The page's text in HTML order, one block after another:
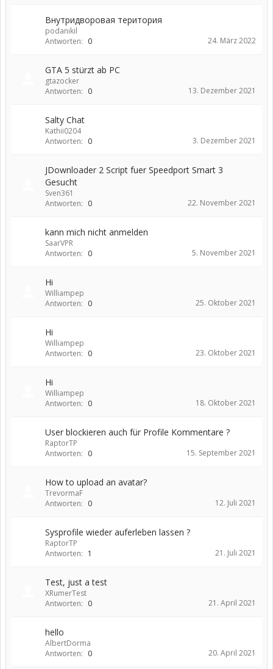
Внутридворовая територия
podanikil
Antworten: 0 24. März 2022
GTA 5 stürzt ab PC
gtazocker
Antworten: 0 13. Dezember 2021
Salty Chat
Kathii0204
Antworten: 0 3. Dezember 2021
JDownloader 2 Script fuer Speedport Smart 3
Gesucht
Sven361
Antworten: 0 22. November 2021
kann mich nicht anmelden
SaarVPR
Antworten: 0 5. November 2021
Hi
Williampep
Antworten: 0 25. Oktober 2021
Hi
Williampep
Antworten: 0 23. Oktober 2021
Hi
Williampep
Antworten: 0 18. Oktober 2021
User blockieren auch für Profile Kommentare ?
RaptorTP
Antworten: 0 15. September 2021
How to upload an аvаtаr?
TrevormaF
Antworten: 0 12. Juli 2021
Sysprofile wieder auferleben lassen ?
RaptorTP
Antworten: 1 21. Juli 2021
Test, just a test
XRumerTest
Antworten: 0 21. April 2021
hello
AlbertDorma
Antworten: 0 20. April 2021